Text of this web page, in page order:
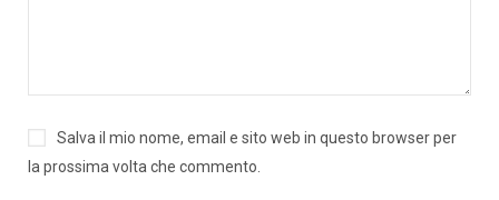
Salva il mio nome, email e sito web in questo browser per
la prossima volta che commento.